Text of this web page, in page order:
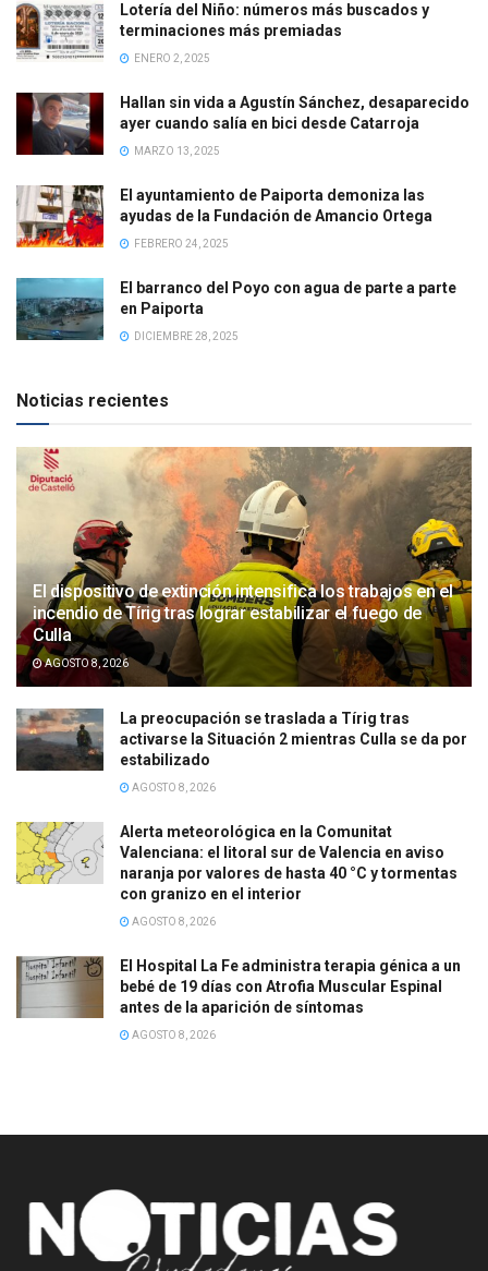
Lotería del Niño: números más buscados y
terminaciones más premiadas
ENERO 2, 2025
Hallan sin vida a Agustín Sánchez, desaparecido
ayer cuando salía en bici desde Catarroja
MARZO 13, 2025
El ayuntamiento de Paiporta demoniza las
ayudas de la Fundación de Amancio Ortega
FEBRERO 24, 2025
El barranco del Poyo con agua de parte a parte
en Paiporta
DICIEMBRE 28, 2025
Noticias recientes
El dispositivo de extinción intensifica los trabajos en el
incendio de Tírig tras lograr estabilizar el fuego de
Culla
AGOSTO 8, 2026
La preocupación se traslada a Tírig tras
activarse la Situación 2 mientras Culla se da por
estabilizado
AGOSTO 8, 2026
Alerta meteorológica en la Comunitat
Valenciana: el litoral sur de Valencia en aviso
naranja por valores de hasta 40 °C y tormentas
con granizo en el interior
AGOSTO 8, 2026
El Hospital La Fe administra terapia génica a un
bebé de 19 días con Atrofia Muscular Espinal
antes de la aparición de síntomas
AGOSTO 8, 2026